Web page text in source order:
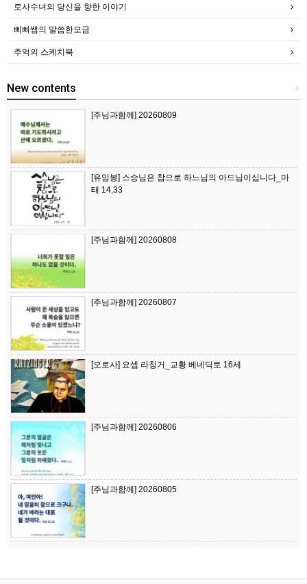
로사수녀의 당신을 향한 이야기
삐삐쌤의 말씀한모금
추억의 스케치북
+
New contents
[주님과함께] 20260809
[유임봉] 스승님은 참으로 하느님의 아드님이십니다_마
태 14,33
[주님과함께] 20260808
[주님과함께] 20260807
[오로사] 요셉 라칭거_교황 베네딕토 16세
[주님과함께] 20260806
[주님과함께] 20260805